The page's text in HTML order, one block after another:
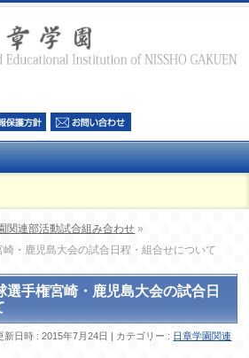
関連部活動試合組み合わせ »
・鹿児島大会の試合日程・組合せについて
選手権宮崎・鹿児島大会の試合日
新日時 : 2015年7月24日 カテゴリー : 日章学園関連